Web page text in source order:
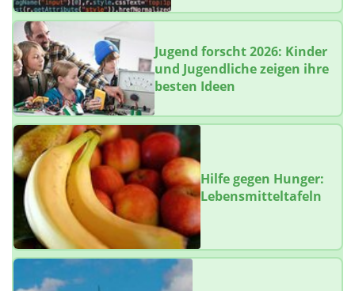
Jugend forscht 2026: Kinder
und Jugendliche zeigen ihre
besten Ideen
Hilfe gegen Hunger:
Lebensmitteltafeln